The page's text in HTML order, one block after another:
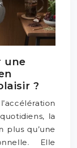
une
?
la
plus qu’une
Elle